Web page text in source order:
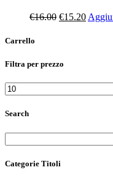
€16.00 €15.20
Carrello
Filtra per prezzo
Prezzo
Min
Search
Categorie Titoli